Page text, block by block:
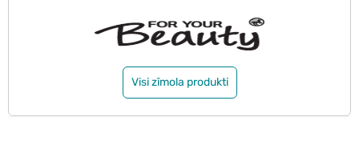
Visi zīmola produkti